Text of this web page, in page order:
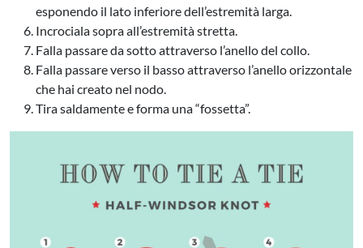
esponendo il lato inferiore dell’estremità larga.
Incrociala sopra all’estremità stretta.
Falla passare da sotto attraverso l’anello del collo.
Falla passare verso il basso attraverso l’anello orizzontale
che hai creato nel nodo.
Tira saldamente e forma una “fossetta”.